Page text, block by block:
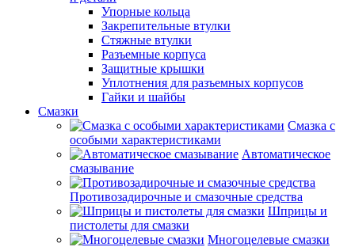
Упорные кольца
Закрепительные втулки
Стяжные втулки
Разъемные корпуса
Защитные крышки
Уплотнения для разъемных корпусов
Гайки и шайбы
Смазки
Смазка с
особыми характеристиками
Автоматическое
смазывание
Противозадирочные и смазочные средства
Шприцы и
пистолеты для смазки
Многоцелевые смазки